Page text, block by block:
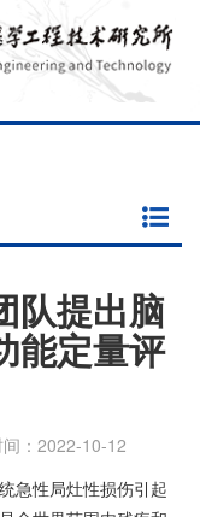
队提出脑
能定量评
间：2022-10-12
急性局灶性损伤引起